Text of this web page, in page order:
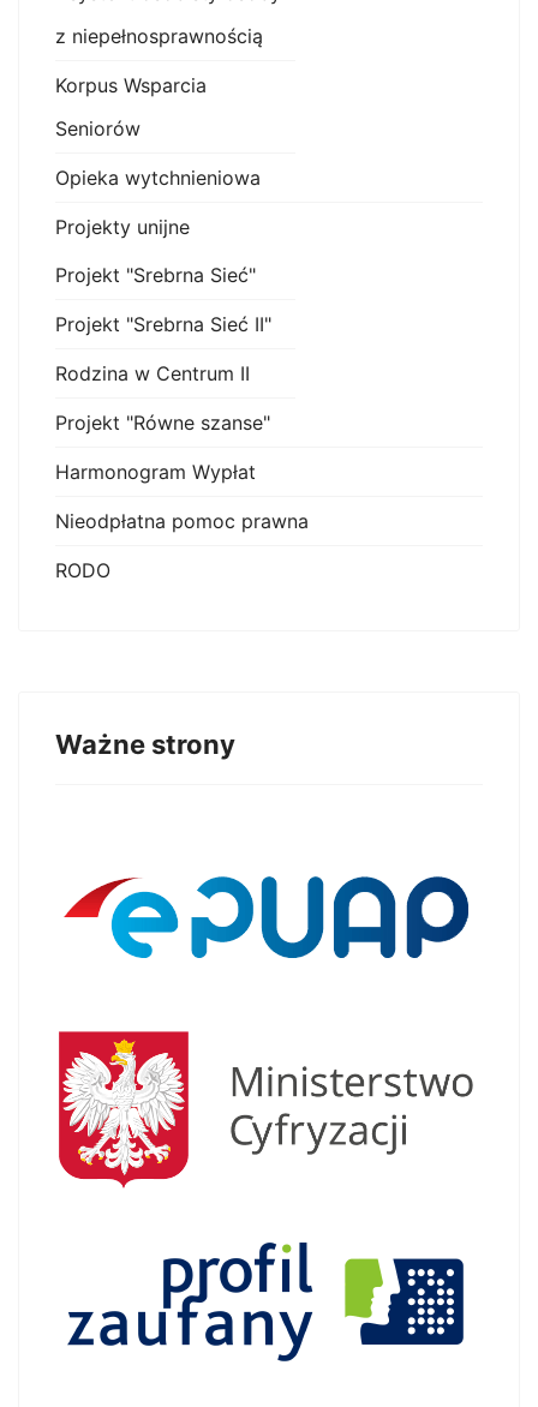
z niepełnosprawnością
Korpus Wsparcia
Seniorów
Opieka wytchnieniowa
Projekty unijne
Projekt "Srebrna Sieć"
Projekt "Srebrna Sieć II"
Rodzina w Centrum II
Projekt "Równe szanse"
Harmonogram Wypłat
Nieodpłatna pomoc prawna
RODO
Ważne strony